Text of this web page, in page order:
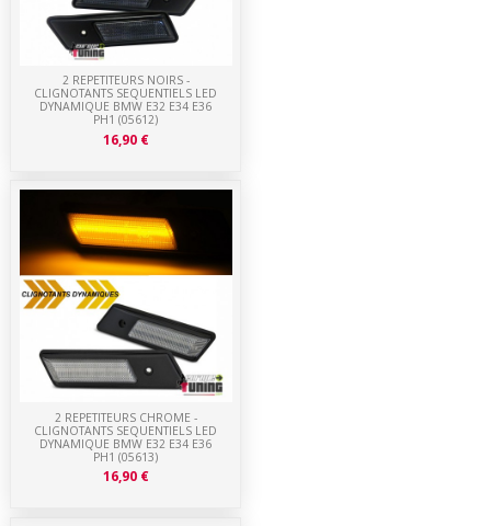
2 REPETITEURS CHROME -
CLIGNOTANTS SEQUENTIELS LED
DYNAMIQUE BMW E32 E34 E36
PH1 (05613)
16,90 €
2 REPETITEURS NOIRS -
CLIGNOTANTS SEQUENTIELS LED
DYNAMIQUE BMW E32 E34 E36
PH1 (05612)
16,90 €